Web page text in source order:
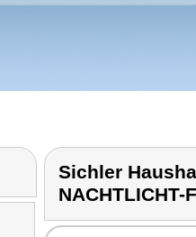
Sichler
NACHTLICHT-